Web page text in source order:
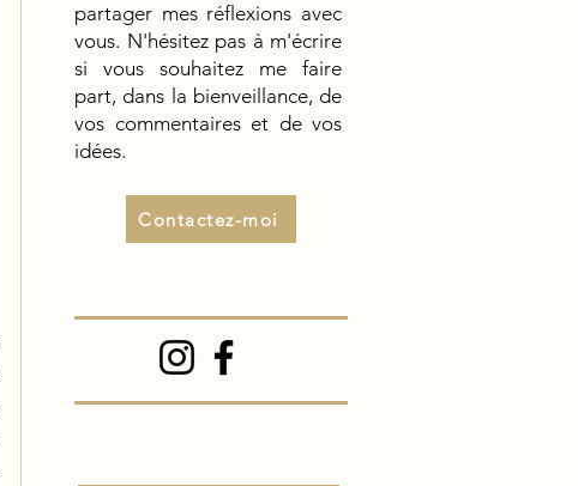
partager mes réflexions avec
vous. N'hésitez pas à m'écrire
si vous souhaitez me faire
part, dans la bienveillance, de
vos commentaires et de vos
idées.
Contactez-moi